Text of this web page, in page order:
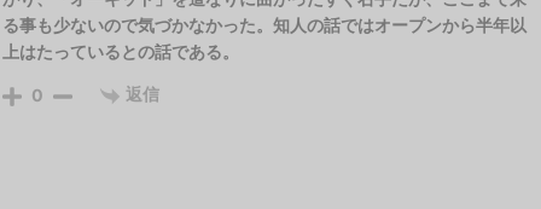
る事も少ないので気づかなかった。知人の話ではオープンから半年以
上はたっているとの話である。
0 返信